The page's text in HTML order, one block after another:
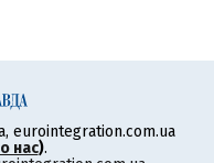
eurointegration.com.ua
нас).